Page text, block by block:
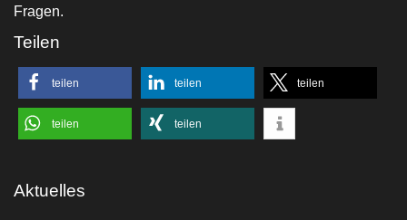
Fragen.
Teilen
teilen teilen teilen
teilen teilen
Aktuelles